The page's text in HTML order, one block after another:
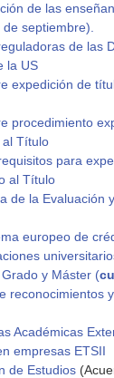
de las
septiembre).
de las
la US
expedición de
procedimiento
al Título
para
al Título
de la Evaluación
europeo de
y Máster (
reconocimientos
Académicas
empresas ETSII
de Estudios